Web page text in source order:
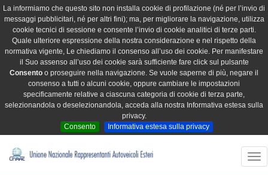
La informiamo che questo sito non installa cookie di profilazione (né per l’invio di
messaggi pubblicitari, né per altri fini); ma, per migliorare la navigazione, utilizza
cookie tecnici di sessione e consente l’invio di cookie analitici di terze parti.
Quale ulteriore espressione della nostra considerazione e nel rispetto della
normativa vigente, Le chiediamo il consenso all’uso dei cookie. Per manifestare
il Suo assenso all’uso dei cookie sarà sufficiente fare click sul pulsante
Consento o proseguire nella navigazione. Se vuole saperne di più, negare il
consenso a tutti o alcuni cookie, oppure cambiare le impostazioni
specificamente relative a ciascuna categoria di cookie di terza parte,
selezionandola o deselezionandola, acceda alla nostra Informativa estesa sulla
privacy.
Consento
Informativa estesa sulla privacy